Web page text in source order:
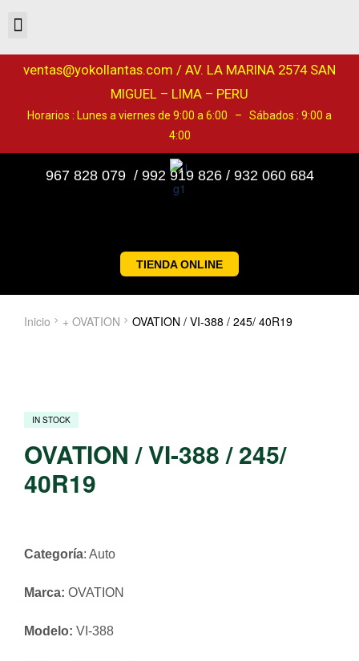
ventas@yokollantas.com / AV. LA MARINA 2574 SAN
MIGUEL – LIMA – PERU
Horarios : Lunes a viernes de 9:00 a 6:00 – Sábados : 9:00 a
4:00
967 828 079 / 992 919 826 / 932 060 684
TIENDA ONLINE
Inicio + OVATION OVATION / VI-388 / 245/ 40R19
IN STOCK
OVATION / VI-388 / 245/
40R19
Categoría: Auto
Marca: OVATION
Modelo: VI-388